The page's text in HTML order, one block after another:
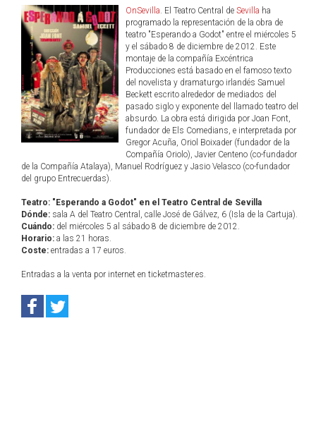
OnSevilla. El Teatro Central de Sevilla ha
programado la representación de la obra de
teatro "Esperando a Godot" entre el miércoles 5
y el sábado 8 de diciembre de 2012. Este
montaje de la compañía Excéntrica
Producciones está basado en el famoso texto
del novelista y dramaturgo irlandés Samuel
Beckett escrito alrededor de mediados del
pasado siglo y exponente del llamado teatro del
absurdo. La obra está dirigida por Joan Font,
fundador de Els Comedians, e interpretada por
Gregor Acuña, Oriol Boixader (fundador de la
Compañía Oriolo), Javier Centeno (co-fundador
de la Compañía Atalaya), Manuel Rodríguez y Jasio Velasco (co-fundador
del grupo Entrecuerdas).
Teatro: "Esperando a Godot" en el Teatro Central de Sevilla
Dónde: sala A del Teatro Central, calle José de Gálvez, 6 (Isla de la Cartuja).
Cuándo: del miércoles 5 al sábado 8 de diciembre de 2012.
Horario: a las 21 horas.
Coste: entradas a 17 euros.
Entradas a la venta por internet en ticketmaster.es.